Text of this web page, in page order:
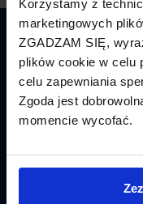
Korzystamy z
marketingowych
ZGADZAM SIĘ,
plików cookie w celu
celu zapewniania
Zgoda jest
momencie wycofać.
Latamy.pl
Bilety lotnicze
Promocje
Linie lotnicze